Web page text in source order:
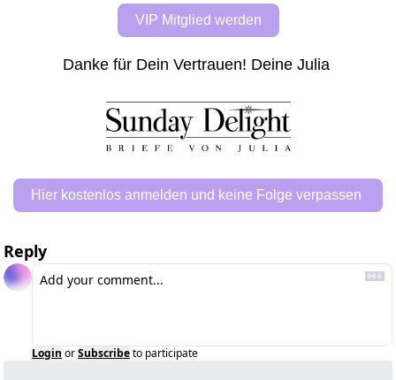
VIP Mitglied werden
Danke für Dein Vertrauen! Deine Julia
Hier kostenlos anmelden und keine Folge verpassen
Reply
Login orSubscribeto participate